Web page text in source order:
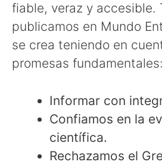
fiable, veraz y accesible.
publicamos en Mundo
se crea teniendo en
promesas fundamentales:
Informar con
Confiamos en la
científica.
Rechazamos el